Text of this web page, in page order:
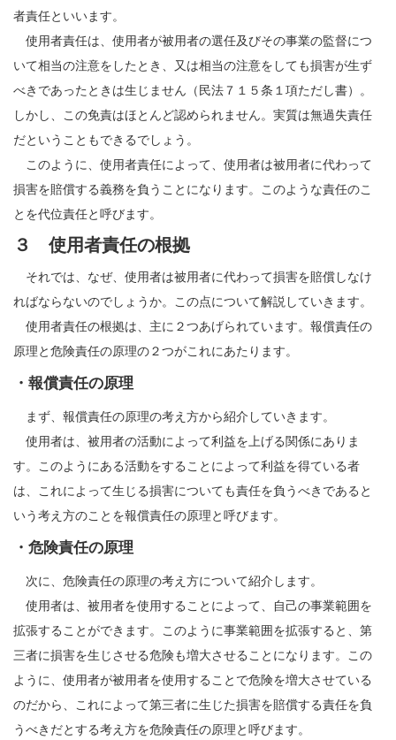
者責任といいます。
使用者責任は、使用者が被用者の選任及びその事業の監督につ
いて相当の注意をしたとき、又は相当の注意をしても損害が生ず
べきであったときは生じません（民法７１５条１項ただし書）。
しかし、この免責はほとんど認められません。実質は無過失責任
だということもできるでしょう。
このように、使用者責任によって、使用者は被用者に代わって
損害を賠償する義務を負うことになります。このような責任のこ
とを代位責任と呼びます。
３ 使用者責任の根拠
それでは、なぜ、使用者は被用者に代わって損害を賠償しなけ
ればならないのでしょうか。この点について解説していきます。
使用者責任の根拠は、主に２つあげられています。報償責任の
原理と危険責任の原理の２つがこれにあたります。
・報償責任の原理
まず、報償責任の原理の考え方から紹介していきます。
使用者は、被用者の活動によって利益を上げる関係にありま
す。このようにある活動をすることによって利益を得ている者
は、これによって生じる損害についても責任を負うべきであると
いう考え方のことを報償責任の原理と呼びます。
・危険責任の原理
次に、危険責任の原理の考え方について紹介します。
使用者は、被用者を使用することによって、自己の事業範囲を
拡張することができます。このように事業範囲を拡張すると、第
三者に損害を生じさせる危険も増大させることになります。この
ように、使用者が被用者を使用することで危険を増大させている
のだから、これによって第三者に生じた損害を賠償する責任を負
うべきだとする考え方を危険責任の原理と呼びます。